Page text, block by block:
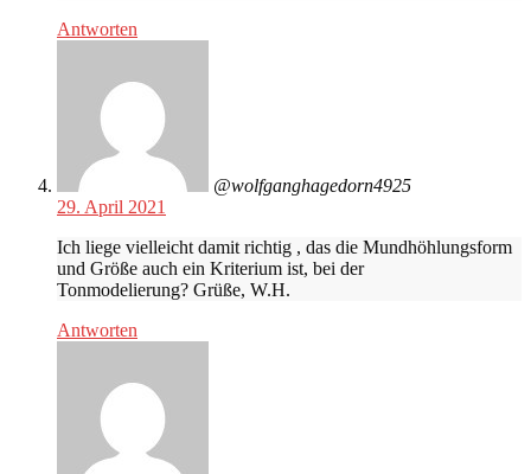
Antworten
@wolfganghagedorn4925
29. April 2021
Ich liege vielleicht damit richtig , das die Mundhöhlungsform
und Größe auch ein Kriterium ist, bei der
Tonmodelierung? Grüße, W.H.
Antworten